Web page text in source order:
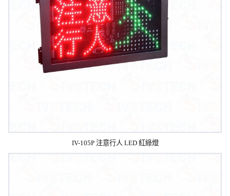
IV-105P 注意行人 LED 紅綠燈